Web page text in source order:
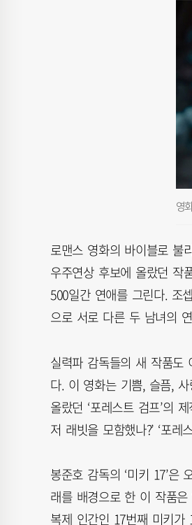
영
로맨스 영화의 바이블로 불
우주연상 후보에 올랐던 작
500일간 연애를 그린다. 조
으로 서로 다른 두 남녀의
실력파 감독들의 새 작품도
다. 이 영화는 기쁨, 슬픔,
올랐던 ‘포레스트 검프’의
저 래빗을 모함했나?’ ‘포
봉준호 감독의 ‘미키 17’은
래를 배경으로 한 이 작품
복제 인간인 17번째 미키